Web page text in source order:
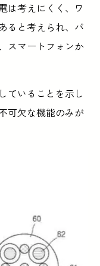
は考えにくく、ワ
ると考えられ、バ
スマートフォンか
ていることを示し
可欠な機能のみが